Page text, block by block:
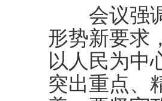
会议强调
形势新要求
以人民为中
突出重点、